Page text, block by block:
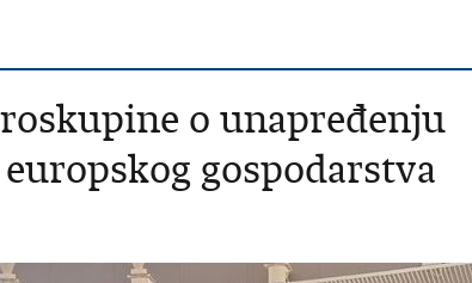
o unapređenju
gospodarstva